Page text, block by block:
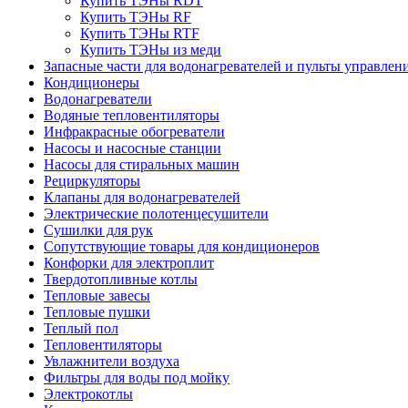
Купить ТЭНы RF
Купить ТЭНы RTF
Купить ТЭНы из меди
Запасные части для водонагревателей и пульты
Кондиционеры
Водонагреватели
Водяные тепловентиляторы
Инфракрасные обогреватели
Насосы и насосные станции
Насосы для стиральных машин
Рециркуляторы
Клапаны для водонагревателей
Электрические полотенцесушители
Сушилки для рук
Сопутствующие товары для кондиционеров
Конфорки для электроплит
Твердотопливные котлы
Тепловые завесы
Тепловые пушки
Теплый пол
Тепловентиляторы
Увлажнители воздуха
Фильтры для воды под мойку
Электрокотлы